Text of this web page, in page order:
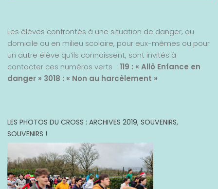
Les élèves confrontés à une situation de danger, au
domicile ou en milieu scolaire, pour eux-mêmes ou pour
un autre élève qu’ils connaissent, sont invités à
contacter ces numéros verts : 119 : « Allô Enfance en
danger » 3018 : « Non au harcèlement »
LES PHOTOS DU CROSS : ARCHIVES 2019, SOUVENIRS,
SOUVENIRS !